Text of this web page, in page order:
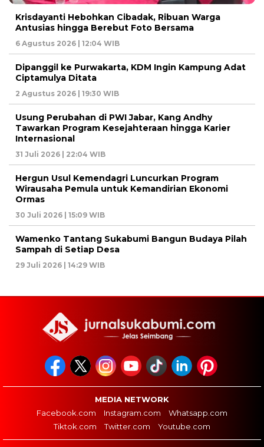
Krisdayanti Hebohkan Cibadak, Ribuan Warga
Antusias hingga Berebut Foto Bersama
6 Agustus 2026 | 12:04 WIB
Dipanggil ke Purwakarta, KDM Ingin Kampung Adat
Ciptamulya Ditata
2 Agustus 2026 | 19:30 WIB
Usung Perubahan di PWI Jabar, Kang Andhy
Tawarkan Program Kesejahteraan hingga Karier
Internasional
31 Juli 2026 | 22:04 WIB
Hergun Usul Kemendagri Luncurkan Program
Wirausaha Pemula untuk Kemandirian Ekonomi
Ormas
30 Juli 2026 | 15:09 WIB
Wamenko Tantang Sukabumi Bangun Budaya Pilah
Sampah di Setiap Desa
29 Juli 2026 | 14:29 WIB
MEDIA NETWORK
Facebook.com
Instagram.com
Whatsapp.com
Tiktok.com
Twitter.com Youtube.com